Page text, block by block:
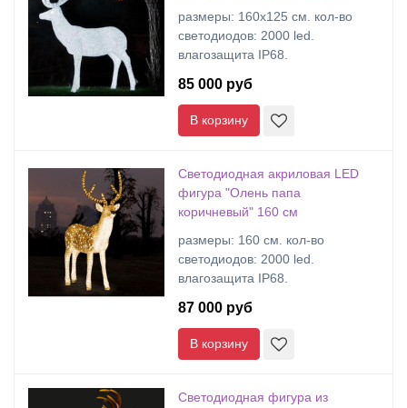
размеры: 160х125 cм. кол-во
светодиодов: 2000 led.
влагозащита IP68.
85 000 руб
В корзину
Светодиодная акриловая LED
фигура "Олень папа
коричневый" 160 см
размеры: 160 cм. кол-во
светодиодов: 2000 led.
влагозащита IP68.
87 000 руб
В корзину
Светодиодная фигура из